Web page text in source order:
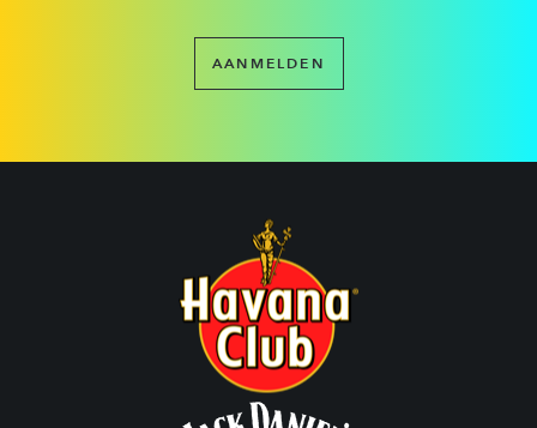
AANMELDEN